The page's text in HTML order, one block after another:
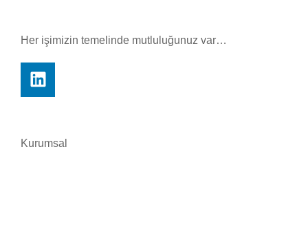
Her işimizin temelinde mutluluğunuz var…
Kurumsal